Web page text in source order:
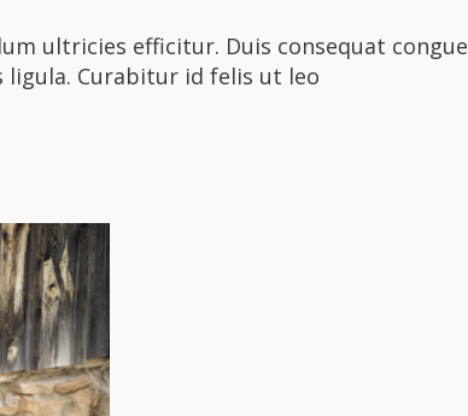
ultricies efficitur. Duis consequat congue
ligula. Curabitur id felis ut leo